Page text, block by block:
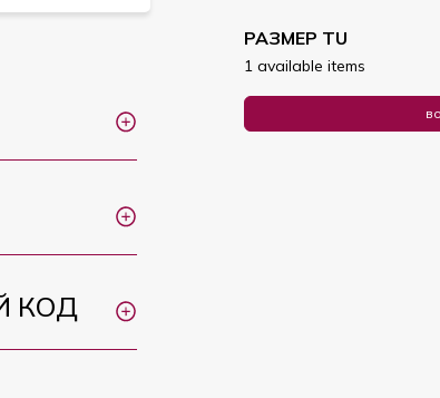
КОД
РАЗМЕР TU
1 available items